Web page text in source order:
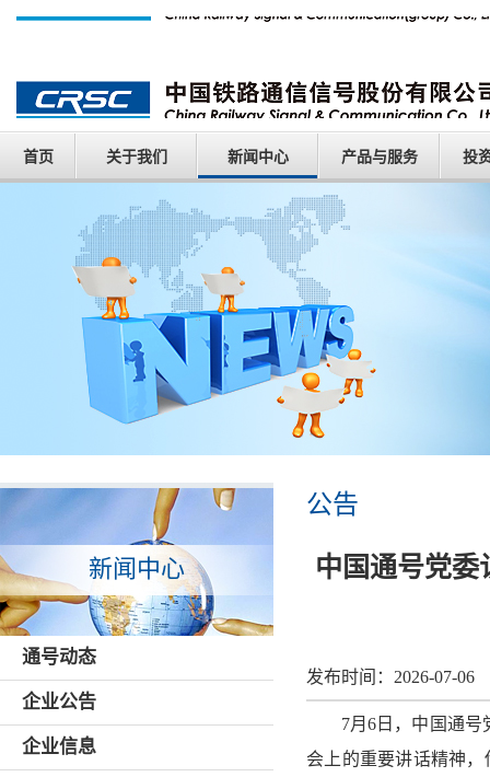
首页 关于我们 新闻中心 产品与服务 投
新闻中心
通号动态
企业公告
企业信息
公告
中国通号党委
发布时间： 2026-07-06
7月6日，中国通
会上的重要讲话精神